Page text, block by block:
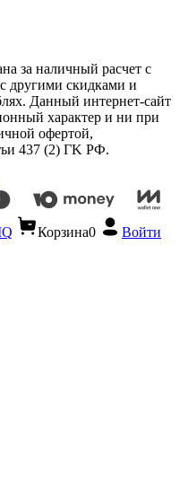
за наличный расчет с
другими скидками и
Данный интернет-сайт
характер и ни при
офертой,
437 (2) ГK РФ.
Корзина0 Войти